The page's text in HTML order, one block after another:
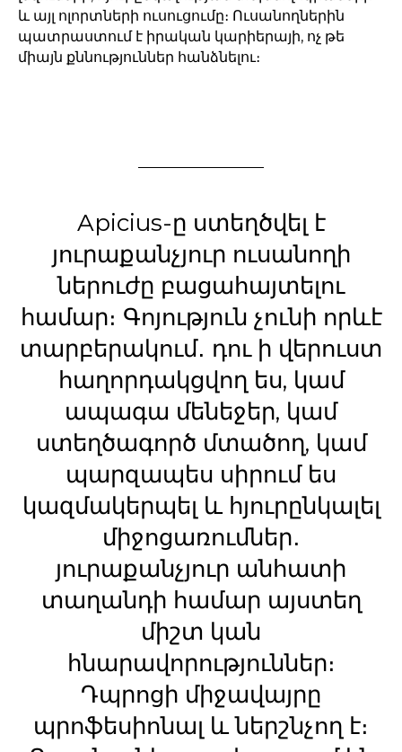
և այլ ոլորտների ուսուցումը։ Ուսանողներին
պատրաստում է իրական կարիերայի, ոչ թե
միայն քննություններ հանձնելու։
Apicius-ը ստեղծվել է
յուրաքանչյուր ուսանողի
ներուժը բացահայտելու
համար։ Գոյություն չունի որևէ
տարբերակում․ դու ի վերուստ
հաղորդակցվող ես, կամ
ապագա մենեջեր, կամ
ստեղծագործ մտածող, կամ
պարզապես սիրում ես
կազմակերպել և հյուրընկալել
միջոցառումներ․
յուրաքանչյուր անհատի
տաղանդի համար այստեղ
միշտ կան
հնարավորություններ։
Դպրոցի միջավայրը
պրոֆեսիոնալ և ներշնչող է։